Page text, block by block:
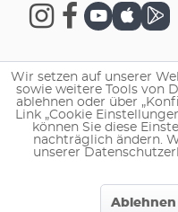
Copyright © 2026 EHEIM
Wir setzen auf unserer
sowie weitere Tools von
ablehnen oder über
Link „Cookie
können Sie diese
nachträglich ändern.
unserer
Ablehnen